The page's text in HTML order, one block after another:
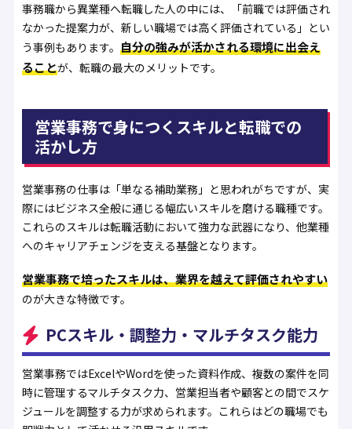
事務職から異業種へ転職した人の中には、「前職では評価され
なかった提案力が、新しい職場では高く評価されている」とい
う事例もあります。 自分の強みが活かされる環境に出会え
ることが、転職の最大のメリットです。
営業事務で身につくスキルと転職での
活かし方
営業事務の仕事は「単なる補助業務」と思われがちですが、実
際にはビジネス全般に通じる幅広いスキルを磨ける職種です。
これらのスキルは転職活動において強力な武器になり、他業種
へのキャリアチェンジを支える基盤となります。
営業事務で培ったスキルは、業界を越えて評価されやすい
のが大きな特徴です。
PCスキル・調整力・マルチタスク能力
営業事務ではExcelやWordを使った資料作成、複数の案件を同
時に管理するマルチタスク力、営業担当者や顧客との間でスケ
ジュールを調整する力が求められます。これらはどの職場でも